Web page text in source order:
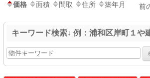
価格 面積 間取 住所 築年月 前
キーワード検索↓ 例：浦和区岸町１や